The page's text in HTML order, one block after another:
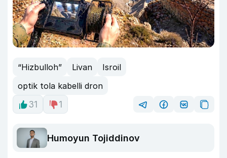
“Hizbulloh” Livan
Isroil
optik tola kabelli dron
31
1
Humoyun Tojiddinov